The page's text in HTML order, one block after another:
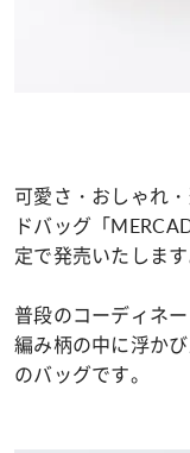
可愛さ・おしゃれ
ドバッグ「
定で発売いたします
普段のコーディネ
編み柄の中に浮か
のバッグです。